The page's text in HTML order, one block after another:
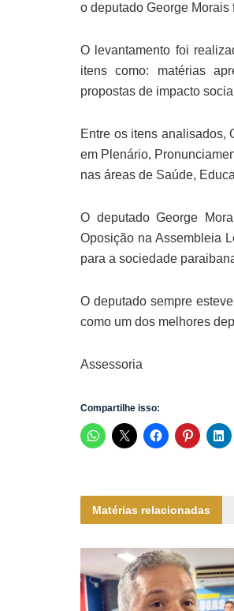
o deputado George
O levantamento foi
itens como: matérias
propostas de impacto
Entre os itens analisados,
em Plenário,
nas áreas de Saúde,
O deputado George
Oposição na Assembleia
para a sociedade
O deputado sempre
como um dos melhores
Assessoria
Compartilhe isso:
Matérias relacionadas